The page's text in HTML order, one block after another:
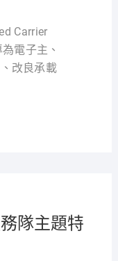
Carrier
電子主、
改良承載
隊主題特